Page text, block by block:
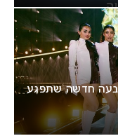
הצבעה חדשה שתפגע